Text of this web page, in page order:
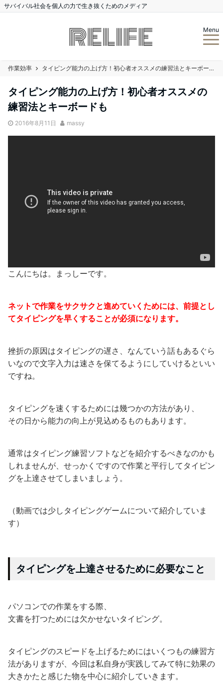
サバイバル社会を個人の力で生き抜くためのメディア
Menu
作業効率 タイピング能力の上げ方！初心者オススメの練習法とキーボードも
タイピング能力の上げ方！初心者オススメの
練習法とキーボードも
2016年8月11日 massy
こんにちは。まっしーです。
ネットで作業をサクサクと進めていくためには、前提とし
てタイピングを早くすることが必須になります。
挫折の原因はタイピングの遅さ、なんていう話もあるぐら
いなので文字入力は速さを保てるようにしていけるといい
ですね。
タイピングを速くするためには幾つかの方法があり、
その日から能力の向上が見込めるものもあります。
通常はタイピング練習ソフトなどを紹介するべきなのかも
しれませんが、せっかくですので作業と平行してタイピン
グを上達させてしまいましょう。
（動画では少しタイピングゲームについて紹介していま
す）
タイピングを上達させるために必要なこと
パソコンでの作業をする際、
文書を打つためには欠かせないタイピング。
タイピングのスピードを上げるためにはいくつもの練習方
法がありますが、今回は私自身が実践してみて特に効果の
大きかたと感じた物を中心に紹介していきます。